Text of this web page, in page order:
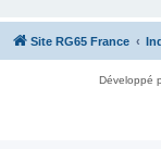
Site RG65 France
Développé